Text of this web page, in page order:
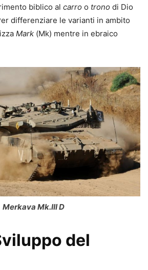
biblico al carro o trono di Dio
differenziare le varianti in ambito
Mark (Mk) mentre in ebraico
Merkava Mk.III D
del